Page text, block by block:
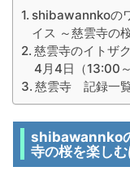
shibawannkoの
イス ～慈雲寺の
慈雲寺のイトザ
4月4日（13:00
慈雲寺 記録一
shibawannko
寺の桜を楽しむ